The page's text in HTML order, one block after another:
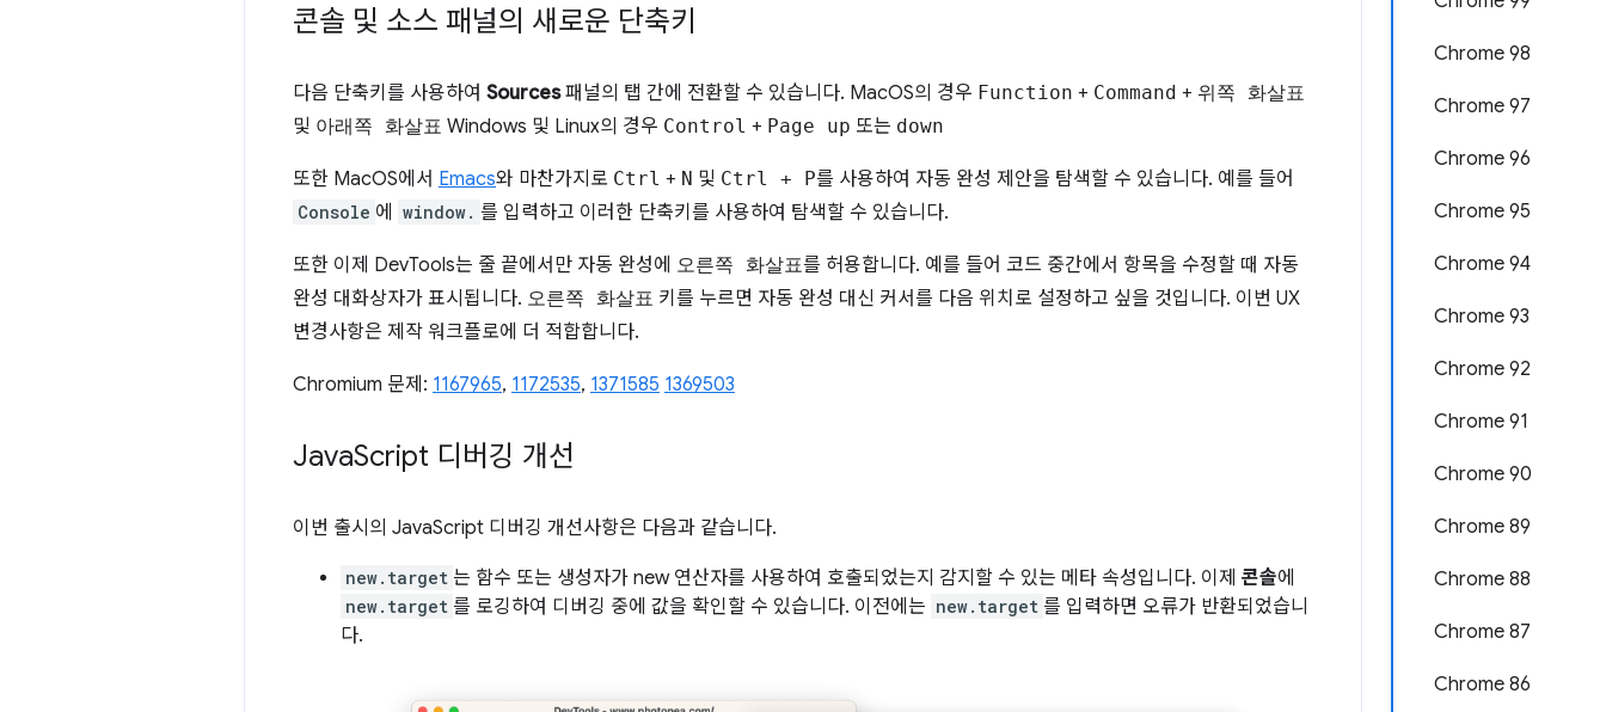
Chrome 98
Chrome 97
Chrome 96
Chrome 95
Chrome 94
Chrome 93
Chrome 92
Chrome 91
Chrome 90
Chrome 89
Chrome 88
Chrome 87
Chrome 86
콘솔 및 소스 패널의 새로운 단축키
다음 단축키를 사용하여 Sources패널의 탭 간에 전환할 수 있습니다. MacOS의 경우 Function + Command + 위쪽 화살표
및 아래쪽 화살표 Windows 및 Linux의 경우 Control + Page up 또는 down
또한 MacOS에서 Emacs와 마찬가지로 Ctrl + N 및 Ctrl + P를 사용하여 자동 완성 제안을 탐색할 수 있습니다. 예를 들어
Console 에 window. 를 입력하고 이러한 단축키를 사용하여 탐색할 수 있습니다.
또한 이제 DevTools는 줄 끝에서만 자동 완성에 오른쪽 화살표를 허용합니다. 예를 들어 코드 중간에서 항목을 수정할 때 자동
완성 대화상자가 표시됩니다. 오른쪽 화살표 키를 누르면 자동 완성 대신 커서를 다음 위치로 설정하고 싶을 것입니다. 이번 UX
변경사항은 제작 워크플로에 더 적합합니다.
Chromium 문제: 1167965, 1172535, 1371585 1369503
JavaScript 디버깅 개선
이번 출시의 JavaScript 디버깅 개선사항은 다음과 같습니다.
new.target 는 함수 또는 생성자가 new 연산자를 사용하여 호출되었는지 감지할 수 있는 메타 속성입니다. 이제 콘솔에
new.target 를 로깅하여 디버깅 중에 값을 확인할 수 있습니다. 이전에는 new.target 를 입력하면 오류가 반환되었습니
다.